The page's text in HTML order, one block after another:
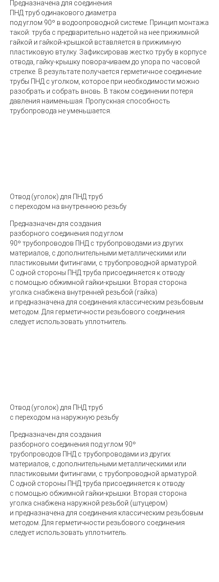
Предназначена для соединения
ПНД труб одинакового диаметра
под углом 90º в водоопроводной системе. Принцип монтажа
такой: труба с предварительно надетой на нее прижимной
гайкой и гайкой-крышкой вставляется в прижимную
пластиковую втулку. Зафиксировав жестко трубу в корпусе
отвода, гайку-крышку поворачиваем до упора по часовой
стрелке. В результате получается герметичное соединение
трубы ПНД с уголком, которое при необходимости можно
разобрать и собрать вновь. В таком соединении потеря
давления наименьшая. Пропускная способность
трубопровода не уменьшается.
Отвод (уголок) для ПНД труб
с переходом на внутреннюю резьбу
Предназначен для создания
разборного соединения под углом
90º трубопроводов ПНД с трубопроводами из других
материалов, с дополнительными металлическими или
пластиковыми фитингами, с трубопроводной арматурой.
С одной стороны ПНД труба присоединяется к отводу
с помощью обжимной гайки-крышки. Вторая сторона
уголка снабжена внутренней резьбой (гайка)
и предназначена для соединения классическим резьбовым
методом. Для герметичности резьбового соединения
следует использовать уплотнитель.
Отвод (уголок) для ПНД труб
с переходом на наружную резьбу
Предназначен для создания
разборного соединения под углом 90º
трубопроводов ПНД с трубопроводами из других
материалов, с дополнительными металлическими или
пластиковыми фитингами, с трубопроводной арматурой.
С одной стороны ПНД труба присоединяется к отводу
с помощью обжимной гайки-крышки. Вторая сторона
уголка снабжена наружной резьбой (штуцером)
и предназначена для соединения классическим резьбовым
методом. Для герметичности резьбового соединения
следует использовать уплотнитель.